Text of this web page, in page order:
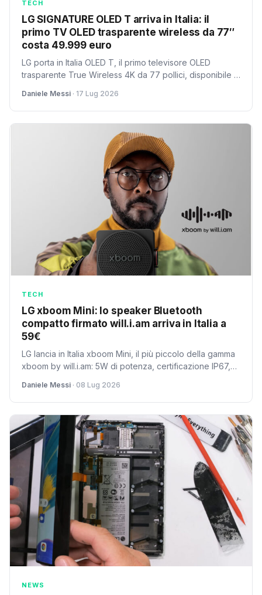
TECH
LG SIGNATURE OLED T arriva in Italia: il
primo TV OLED trasparente wireless da 77″
costa 49.999 euro
LG porta in Italia OLED T, il primo televisore OLED
trasparente True Wireless 4K da 77 pollici, disponibile in
cavo grazie alla Zero Connect Box e processore α11
Gen 2 con AI, con consegna in 90 giorni dall'ordine.
Daniele Messi · 17 Lug 2026
TECH
LG xboom Mini: lo speaker Bluetooth
compatto firmato will.i.am arriva in Italia a
59€
LG lancia in Italia xboom Mini, il più piccolo della gamma
xboom by will.i.am: 5W di potenza, certificazione IP67,
Pesa solo 220g e costa 59 euro nelle colorazioni Black
e Warm Grey.
Daniele Messi · 08 Lug 2026
NEWS